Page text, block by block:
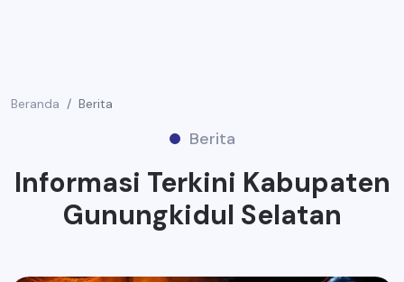
Beranda Berita
Berita
Informasi Terkini Kabupaten
Gunungkidul Selatan